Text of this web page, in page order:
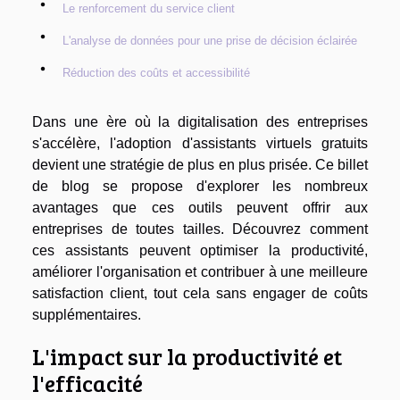
Le renforcement du service client
L'analyse de données pour une prise de décision éclairée
Réduction des coûts et accessibilité
Dans une ère où la digitalisation des entreprises
s'accélère, l'adoption d'assistants virtuels gratuits
devient une stratégie de plus en plus prisée. Ce billet
de blog se propose d'explorer les nombreux
avantages que ces outils peuvent offrir aux
entreprises de toutes tailles. Découvrez comment
ces assistants peuvent optimiser la productivité,
améliorer l'organisation et contribuer à une meilleure
satisfaction client, tout cela sans engager de coûts
supplémentaires.
L'impact sur la productivité et
l'efficacité